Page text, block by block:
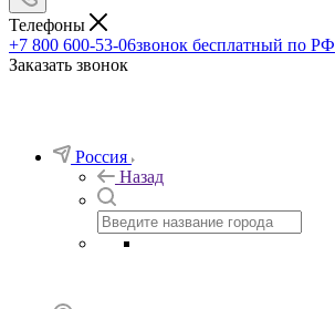
Телефоны
+7 800 600-53-06звонок бесплатный по РФ
Заказать звонок
Россия
Назад